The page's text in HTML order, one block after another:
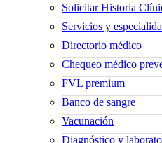
Solicitar Historia
Servicios y
Directorio médico
Chequeo médico
FVL premium
Banco de sangre
Vacunación
Diagnóstico y